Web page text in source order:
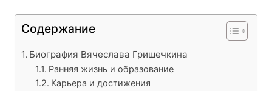
Содержание
Биография Вячеслава Гришечкина
Ранняя жизнь и образование
Карьера и достижения